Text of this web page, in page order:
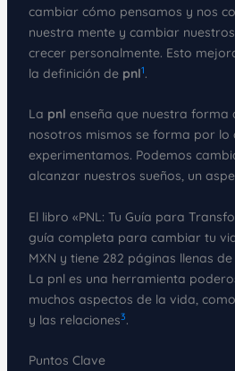
cambiar cómo pensamos y nos
nuestra mente y cambiar
crecer personalmente. Esto
la definición de pnl1.
La pnl enseña que nuestra forma
nosotros mismos se forma por lo
experimentamos. Podemos
alcanzar nuestros sueños, un
El libro «PNL: Tu Guía para
guía completa para cambiar tu
MXN y tiene 282 páginas llenas
La pnl es una herramienta
muchos aspectos de la vida,
y las relaciones3.
Puntos Clave